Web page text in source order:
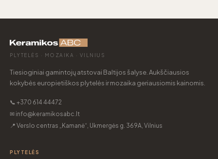
PLYTELĖS · MOZAIKA · VILNIUS
Tiesioginiai gamintojų atstovai Baltijos šalyse. Aukščiausios
kokybės europietiškos plytelės ir mozaika geriausiomis kainomis.
📞 +370 614 44472
✉ info@keramikosabc.lt
📍 Verslo centras „Kamanė“, Ukmergės g. 369A, Vilnius
PLYTELĖS